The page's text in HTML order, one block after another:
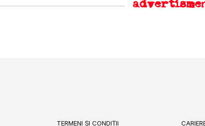
TERMENI ȘI CONDIȚII